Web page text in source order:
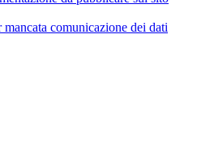
mancata comunicazione dei dati